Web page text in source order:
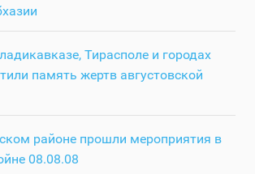
Тирасполе и городах
память жертв августовской
районе прошли мероприятия в
08.08.08